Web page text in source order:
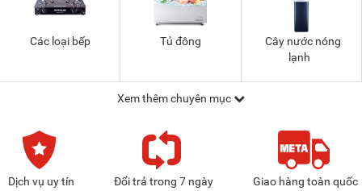
Các loại bếp Tủ đông
Cây nước nóng
lạnh
Xem thêm chuyên mục
Dịch vụ uy tín Đổi trả trong 7 ngày Giao hàng toàn quốc